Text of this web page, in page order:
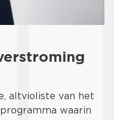
altvioliste van het
waarin